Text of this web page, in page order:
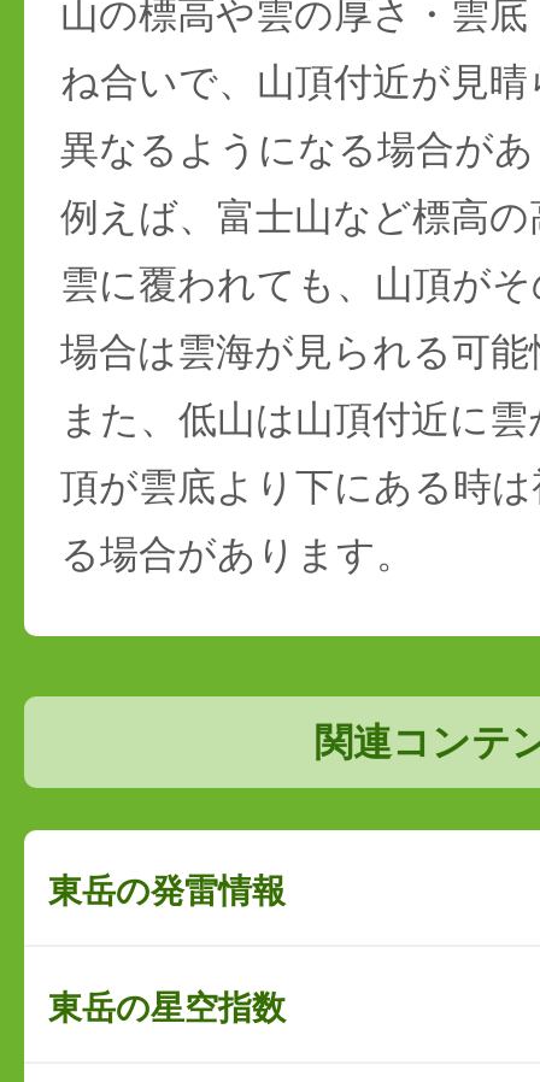
山の標高や雲の厚さ・雲
ね合いで、山頂付近が見
異なるようになる場合が
例えば、富士山など標高
雲に覆われても、山頂が
場合は雲海が見られる可
また、低山は山頂付近に
頂が雲底より下にある時
る場合があります。
関連コンテ
東岳の発雷情報
東岳の星空指数